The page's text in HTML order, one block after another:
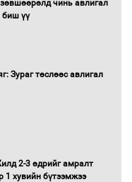
чинь авлигал
үү
Зураг төслөөс авлигал
2-3 өдрийг амралт
1 хувийн бүтээмжээ